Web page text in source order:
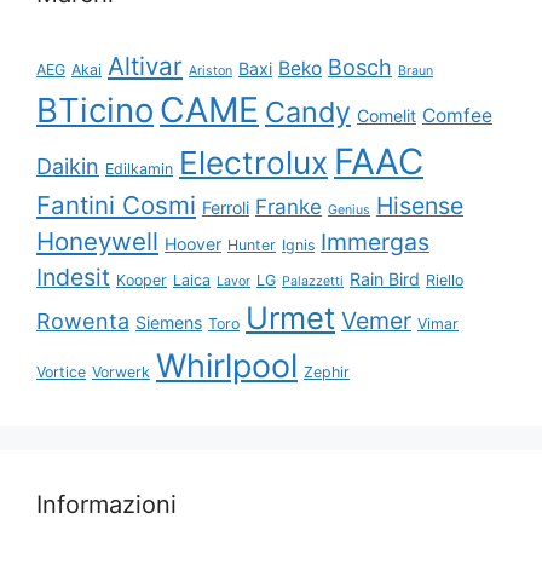
AEG Akai Altivar Ariston Baxi Beko Bosch Braun
BTicino CAME Candy Comelit Comfee
Daikin Edilkamin Electrolux FAAC
Fantini Cosmi Ferroli Franke Genius Hisense
Honeywell Hoover Hunter Ignis Immergas
Indesit Kooper Laica Lavor LG Palazzetti Rain Bird Riello
Rowenta Siemens Toro Urmet Vemer Vimar
Vortice Vorwerk Whirlpool Zephir
Informazioni